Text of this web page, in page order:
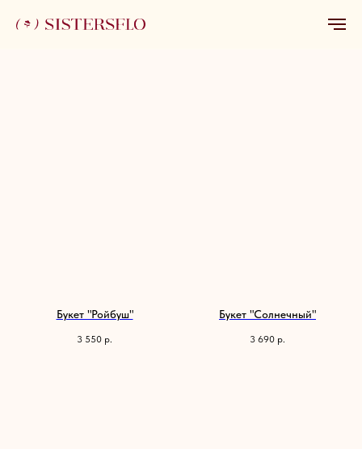
Букет "Ройбуш"
3 550 р.
Букет "Солнечный"
3 690 р.